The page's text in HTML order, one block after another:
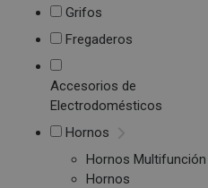
Grifos
Fregaderos
Accesorios de
Electrodomésticos
Hornos
Hornos Multifunción
Hornos